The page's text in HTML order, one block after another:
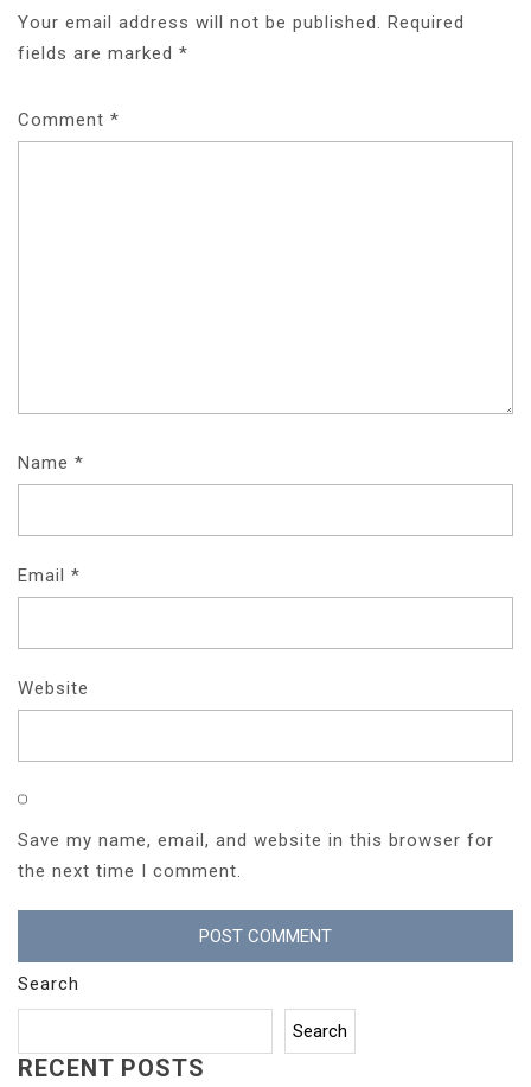
Your email address will not be published. Required
fields are marked *
Comment *
Name *
Email *
Website
Save my name, email, and website in this browser for
the next time I comment.
Search
Search
RECENT POSTS